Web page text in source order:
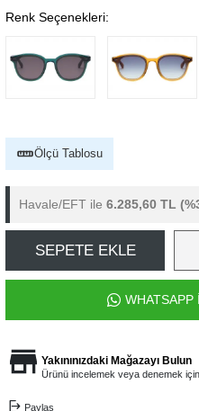
Renk Seçenekleri:
Ölçü Tablosu
Havale/EFT ile 6.285,60 TL
SEPETE EKLE
WHATSAPP
Yakınınızdaki Mağazayı Bulun
Ürünü incelemek veya denemek
Paylaş